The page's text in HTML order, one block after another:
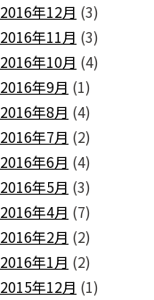
2016年12月 (3)
2016年11月 (3)
2016年10月 (4)
2016年9月 (1)
2016年8月 (4)
2016年7月 (2)
2016年6月 (4)
2016年5月 (3)
2016年4月 (7)
2016年2月 (2)
2016年1月 (2)
2015年12月 (1)